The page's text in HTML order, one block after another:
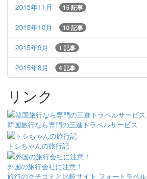
2015年11月 15 記事
2015年10月 10 記事
2015年9月 1 記事
2015年8月 4 記事
リンク
韓国旅行なら専門の三進トラベルサービス
トシちゃんの旅行記
外国の旅行会社に注意！
旅行のクチコミと比較サイト フォートラベル